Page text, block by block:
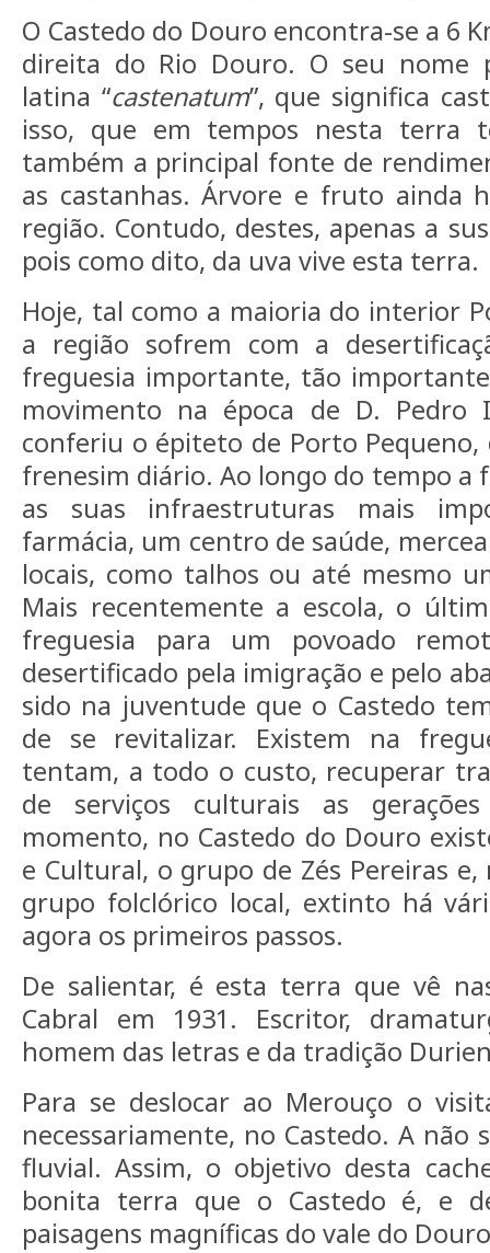
O Castedo do Douro encontra-se a 6
direita do Rio Douro. O seu nome
latina “castenatum”, que significa
isso, que em tempos nesta terra
também a principal fonte de
as castanhas. Árvore e fruto ainda
região. Contudo, destes, apenas a
pois como dito, da uva vive esta terra.
Hoje, tal como a maioria do interior
a região sofrem com a
freguesia importante, tão
movimento na época de D. Pedro
conferiu o épiteto de Porto Pequeno,
frenesim diário. Ao longo do tempo a
as suas infraestruturas mais
farmácia, um centro de saúde,
locais, como talhos ou até mesmo
Mais recentemente a escola, o
freguesia para um povoado
desertificado pela imigração e pelo
sido na juventude que o Castedo
de se revitalizar. Existem na
tentam, a todo o custo, recuperar
de serviços culturais as
momento, no Castedo do Douro
e Cultural, o grupo de Zés Pereiras
grupo folclórico local, extinto há
agora os primeiros passos.
De salientar, é esta terra que vê
Cabral em 1931. Escritor,
homem das letras e da tradição
Para se deslocar ao Merouço o
necessariamente, no Castedo. A não
fluvial. Assim, o objetivo desta
bonita terra que o Castedo é, e
paisagens magníficas do vale do